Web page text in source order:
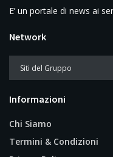
E’ un portale di news ai
Network
Informazioni
Chi Siamo
Termini & Condizioni